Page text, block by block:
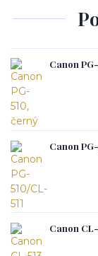
Canon
Canon
Canon